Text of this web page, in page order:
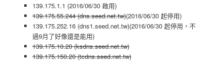
139.175.1.1 (2016/06/30 啟用)
139.175.55.244 (dns.seed.net.tw)(2016/06/30 起停用)
139.175.252.16 (dns1.seed.net.tw)(2016/06/30 起停用，不
過9月了好像還是能用)
139.175.10.20 (ksdns.seed.net.tw)
139.175.150.20 (tcdns.seed.net.tw)